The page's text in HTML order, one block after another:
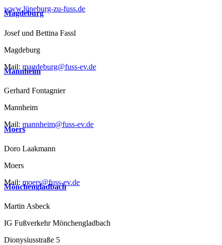
www.lüneburg-zu-fuss.de
Magdeburg
Josef und Bettina Fassl
Magdeburg
Mail: magdeburg@fuss-ev.de
Mannheim
Gerhard Fontagnier
Mannheim
Mail: mannheim@fuss-ev.de
Moers
Doro Laakmann
Moers
Mail: moers@fuss-ev.de
Mönchengladbach
Martin Asbeck
IG Fußverkehr Mönchengladbach
Dionysiusstraße 5